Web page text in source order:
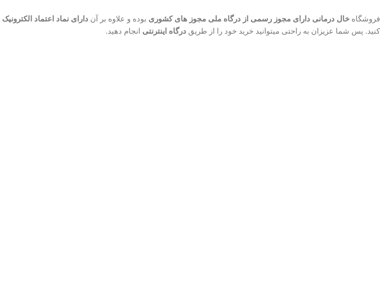
فروشگاه خال درمانی دارای مجوز رسمی از درگاه ملی مجوز های کشوری بوده و علاوه بر آن دارای نماد اعتماد الکترونیک
کنید. پس شما عزیزان به راحتی میتوانید خرید خود را از طریق درگاه اینترنتی انجام دهید.